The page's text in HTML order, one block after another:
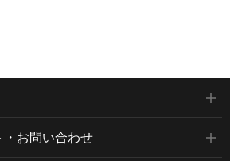
・お問い合わせ